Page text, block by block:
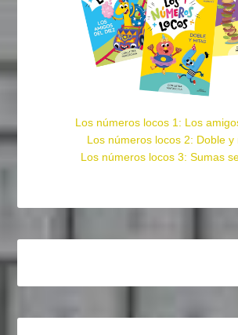
Los números locos 1: Los
Los números locos 2: Doble y
Los números locos 3: Sumas